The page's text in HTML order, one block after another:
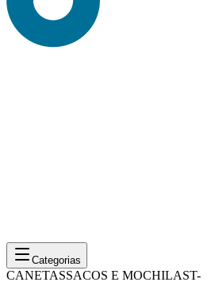
Categorias
CANETASSACOS E MOCHILAST-